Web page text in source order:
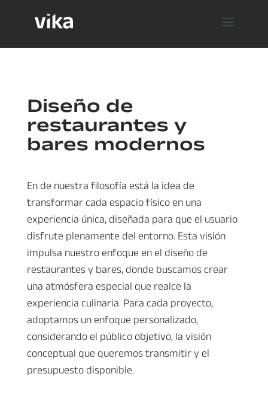
Diseño de
restaurantes y
bares modernos
En de nuestra filosofía está la idea de
transformar cada espacio físico en una
experiencia única, diseñada para que el usuario
disfrute plenamente del entorno. Esta visión
impulsa nuestro enfoque en el diseño de
restaurantes y bares, donde buscamos crear
una atmósfera especial que realce la
experiencia culinaria. Para cada proyecto,
adoptamos un enfoque personalizado,
considerando el público objetivo, la visión
conceptual que queremos transmitir y el
presupuesto disponible.